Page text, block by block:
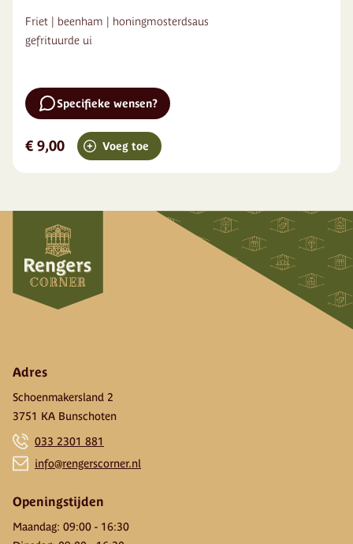
Friet | beenham | honingmosterdsaus
gefrituurde ui
Specifieke wensen?
€ 9,00 Voeg toe
Adres
Schoenmakersland 2
3751 KA Bunschoten
033 2301 881
info@rengerscorner.nl
Openingstijden
Maandag: 09:00 - 16:30